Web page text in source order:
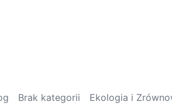
Brak kategorii Ekologia i